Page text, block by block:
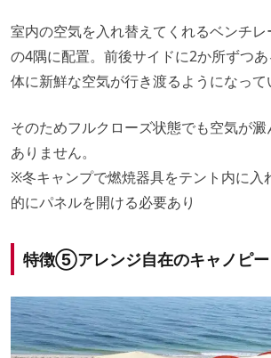
室内の空気を入れ替えてくれるベンチ
の4隅に配置。前後サイドに2か所ずつ
体に新鮮な空気が行き渡るようになって
そのためフルクローズ状態でも空気が
ありません。
※冬キャンプで燃焼器具をテント内に入
的にパネルを開ける必要あり
特徴⑤アレンジ自在のキャノピ